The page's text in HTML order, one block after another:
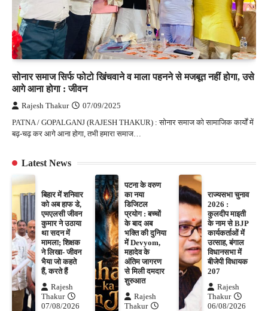
सोनार समाज सिर्फ फोटो खिंचवाने व माला पहनने से मजबूत नहीं होगा, उसे
आगे आना होगा : जीवन
Rajesh Thakur 07/09/2025
PATNA / GOPALGANJ (RAJESH THAKUR) : सोनार समाज को सामाजिक कार्यों में
बढ़-चढ़ कर आगे आना होगा, तभी हमारा समाज…
Latest News
बिहार में शनिवार
को अब हाफ डे,
एमएलसी जीवन
कुमार ने उठाया
था सदन में
मामला; शिक्षक
ने लिखा- जीवन
भैया जो कहते
हैं, करते हैं
Rajesh
Thakur
07/08/2026
पटना के वरुण
का नया
डिजिटल
प्रयोग : बच्चों
के बाद अब
भक्ति की दुनिया
में Devyom,
महादेव के
अंतिम जागरण
से मिली दमदार
शुरुआत
Rajesh
Thakur
राज्यसभा चुनाव
2026 :
कुलदीप माइती
के नाम से BJP
कार्यकर्ताओं में
उत्साह, बंगाल
विधानसभा में
बीजेपी विधायक
207
Rajesh
Thakur
06/08/2026